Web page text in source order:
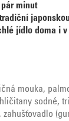
párminut
tradiční japonskou
jídlo doma i v
mouka,
sodné,